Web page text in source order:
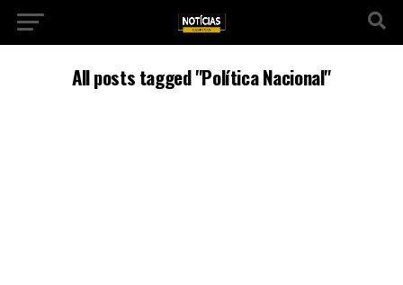
All posts tagged "Política Nacional"